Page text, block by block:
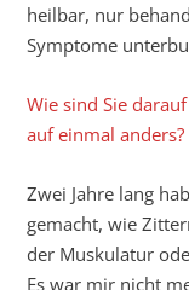
heilbar, nur
Symptome
Wie sind Sie
auf einmal anders?
Zwei Jahre lang
gemacht, wie
der Muskulatur
Es war mir nicht